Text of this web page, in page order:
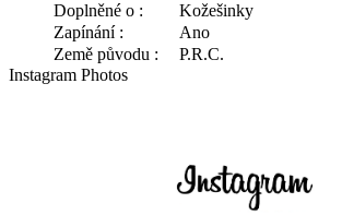
Doplněné o :
Kožešinky
Zapínání :
Ano
Země původu :
P.R.C.
Instagram Photos